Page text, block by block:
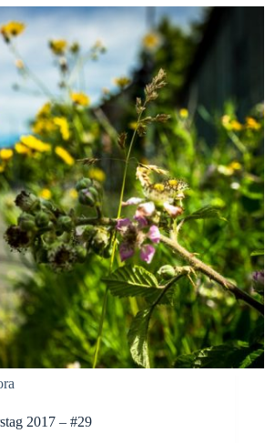
2017 – #29